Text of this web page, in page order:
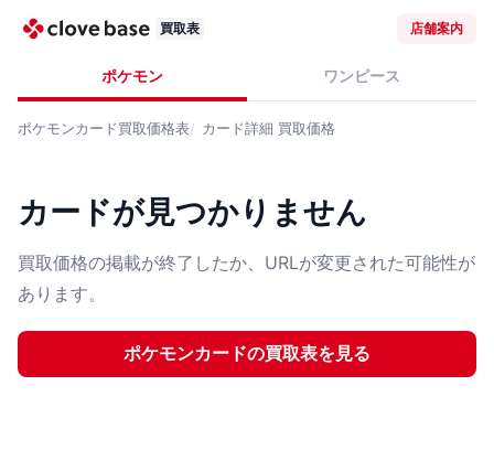
買取表 店舗案内
ポケモン ワンピース
ポケモンカード買取価格表 カード詳細 買取価格
カードが見つかりません
買取価格の掲載が終了したか、URLが変更された可能性が
あります。
ポケモンカードの買取表を見る